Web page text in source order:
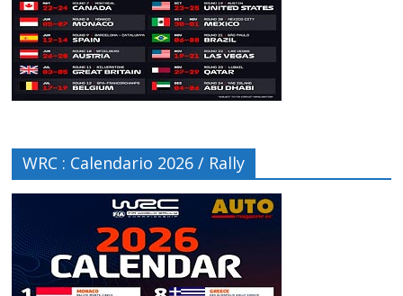
WRC : Calendario 2026 / Rally